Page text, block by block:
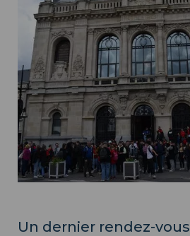
Un dernier rendez-vous